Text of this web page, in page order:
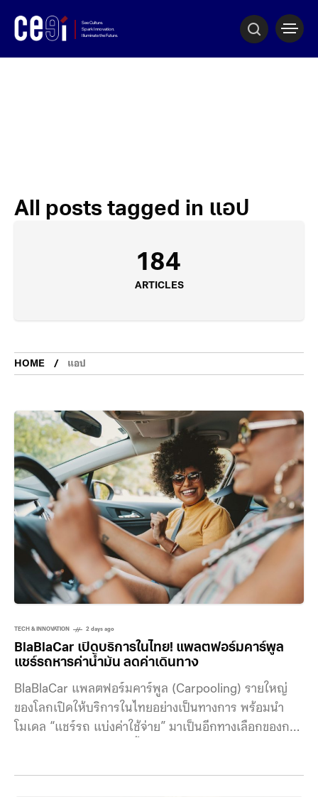
All posts tagged in แอป
184
ARTICLES
HOME แอป
TECH & INNOVATION 2 days ago
BlaBlaCar เปิดบริการในไทย! แพลตฟอร์มคาร์พูล
แชร์รถหารค่าน้ำมัน ลดค่าเดินทาง
BlaBlaCar แพลตฟอร์มคาร์พูล (Carpooling) รายใหญ่
ของโลกเปิดให้บริการในไทยอย่างเป็นทางการ พร้อมนำ
โมเดล “แชร์รถ แบ่งค่าใช้จ่าย” มาเป็นอีกทางเลือกของการ